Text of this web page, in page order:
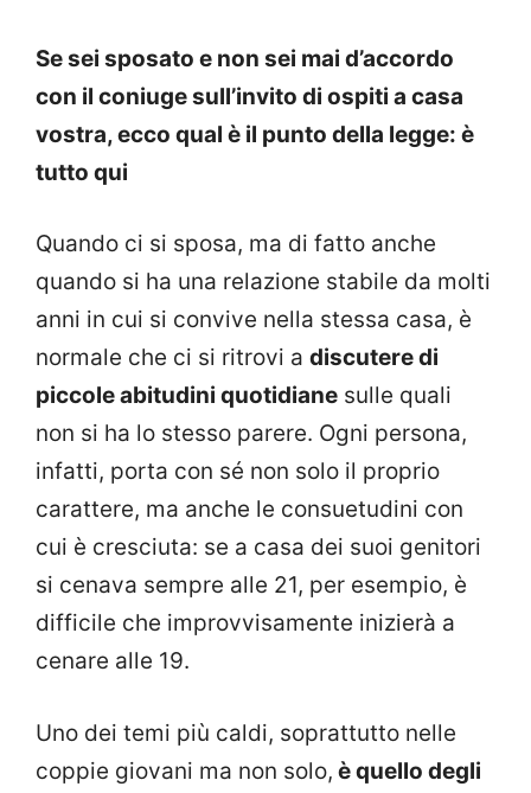
Se sei sposato e non sei mai d’accordo
con il coniuge sull’invito di ospiti a casa
vostra, ecco qual è il punto della legge: è
tutto qui
Quando ci si sposa, ma di fatto anche
quando si ha una relazione stabile da molti
anni in cui si convive nella stessa casa, è
normale che ci si ritrovi a discutere di
piccole abitudini quotidiane sulle quali
non si ha lo stesso parere. Ogni persona,
infatti, porta con sé non solo il proprio
carattere, ma anche le consuetudini con
cui è cresciuta: se a casa dei suoi genitori
si cenava sempre alle 21, per esempio, è
difficile che improvvisamente inizierà a
cenare alle 19.
Uno dei temi più caldi, soprattutto nelle
coppie giovani ma non solo, è quello degli